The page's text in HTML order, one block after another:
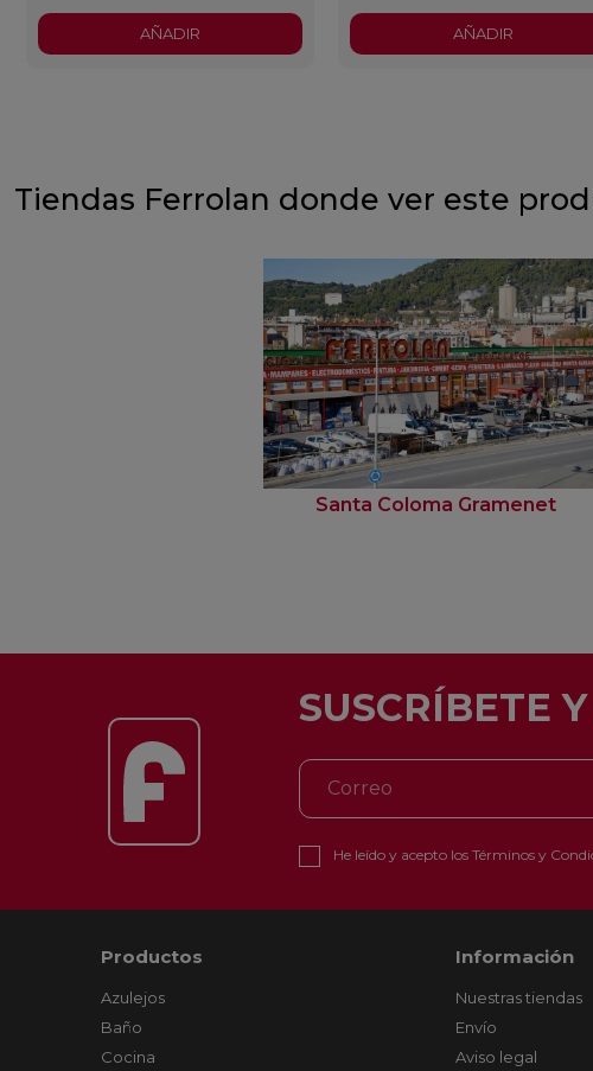
AÑADIR AÑADIR
Tiendas Ferrolan donde ver este
Santa Coloma Gramenet
SUSCRÍBETE
He leído y acepto los Términos y
Productos
Azulejos
Baño
Cocina
Información
Nuestras tiendas
Envío
Aviso legal